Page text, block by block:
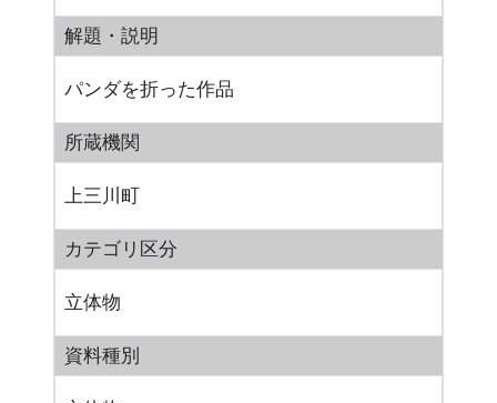
解題・説明
パンダを折った作品
所蔵機関
上三川町
カテゴリ区分
立体物
資料種別